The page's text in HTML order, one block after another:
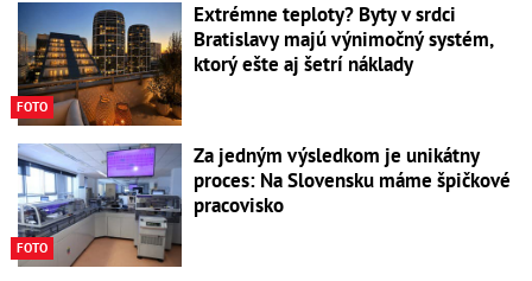
FOTO
Extrémne teploty? Byty v srdci
Bratislavy majú výnimočný systém,
ktorý ešte aj šetrí náklady
FOTO
Za jedným výsledkom je unikátny
proces: Na Slovensku máme špičkové
pracovisko